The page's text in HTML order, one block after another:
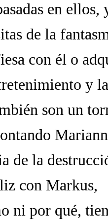
en ellos,
de la
con él o
y
son un
de la
con Markus,
ni por qué,